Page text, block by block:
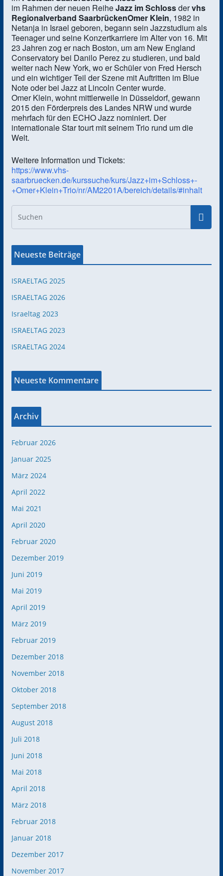
im Rahmen der neuen ReiheJazz im Schlossdervhs
Regionalverband SaarbrückenOmer Klein, 1982 in
Netanja in Israel geboren, begann sein Jazzstudium als
Teenager und seine Konzertkarriere im Alter von 16. Mit
23 Jahren zog er nach Boston, um am New England
Conservatory bei Danilo Perez zu studieren, und bald
weiter nach New York, wo er Schüler von Fred Hersch
und ein wichtiger Teil der Szene mit Auftritten im Blue
Note oder bei Jazz at Lincoln Center wurde.
Omer Klein, wohnt mittlerweile in Düsseldorf, gewann
2015 den Förderpreis des Landes NRW und wurde
mehrfach für den ECHO Jazz nominiert. Der
internationale Star tourt mit seinem Trio rund um die
Welt.
Weitere Information und Tickets:
https://www.vhs-
saarbruecken.de/kurssuche/kurs/Jazz+im+Schloss+-
+Omer+Klein+Trio/nr/AM2201A/bereich/details/#inhalt
Neueste Beiträge
ISRAELTAG 2025
ISRAELTAG 2026
Israeltag 2023
ISRAELTAG 2023
ISRAELTAG 2024
Neueste Kommentare
Archiv
Februar 2026
Januar 2025
März 2024
April 2022
Mai 2021
April 2020
Februar 2020
Dezember 2019
Juni 2019
Mai 2019
April 2019
März 2019
Februar 2019
Dezember 2018
November 2018
Oktober 2018
September 2018
August 2018
Juli 2018
Juni 2018
Mai 2018
April 2018
März 2018
Februar 2018
Januar 2018
Dezember 2017
November 2017